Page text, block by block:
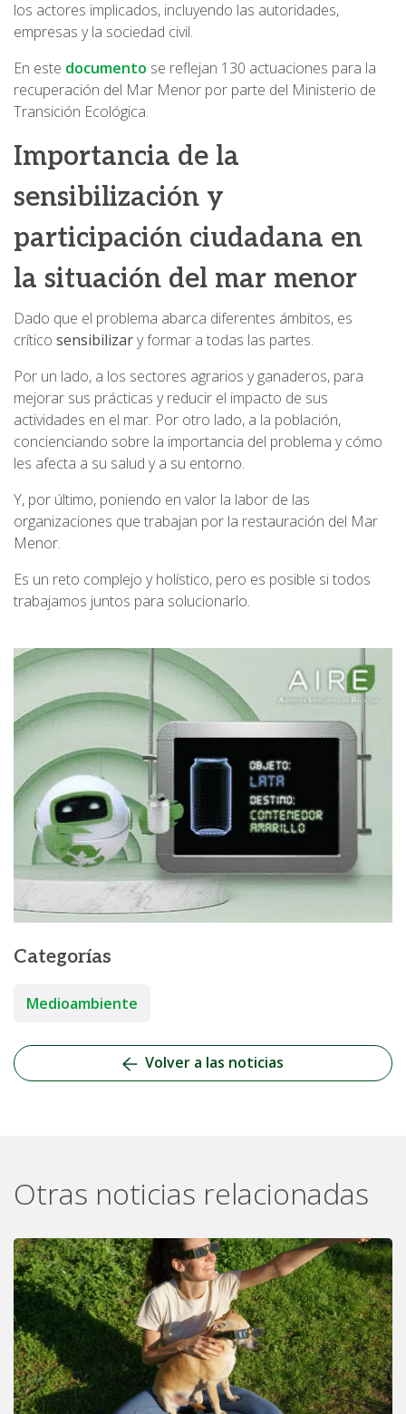
los actores implicados, incluyendo las autoridades,
empresas y la sociedad civil.
En este documento se reflejan 130 actuaciones para la
recuperación del Mar Menor por parte del Ministerio de
Transición Ecológica.
Importancia de la
sensibilización y
participación ciudadana en
la situación del mar menor
Dado que el problema abarca diferentes ámbitos, es
crítico sensibilizary formar a todas las partes.
Por un lado, a los sectores agrarios y ganaderos, para
mejorar sus prácticas y reducir el impacto de sus
actividades en el mar. Por otro lado, a la población,
concienciando sobre la importancia del problema y cómo
les afecta a su salud y a su entorno.
Y, por último, poniendo en valor la labor de las
organizaciones que trabajan por la restauración del Mar
Menor.
Es un reto complejo y holístico, pero es posible si todos
trabajamos juntos para solucionarlo.
Categorías
Medioambiente
Volver a las noticias
Otras noticias relacionadas